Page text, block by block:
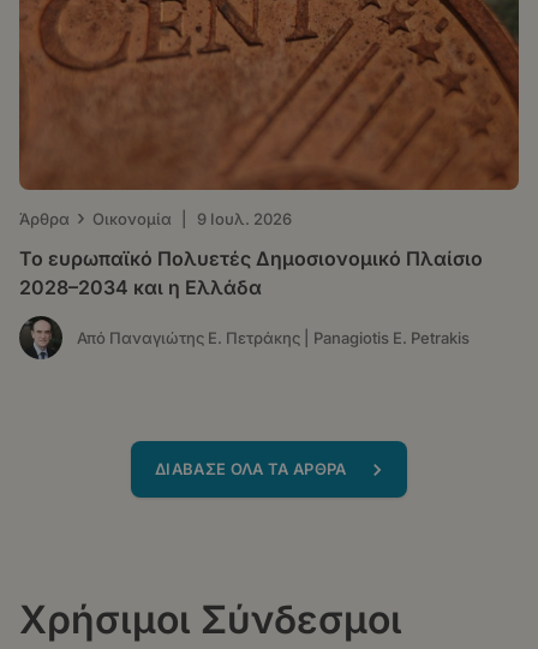
Άρθρα › Οικονομία 9 Ιουλ. 2026
Το ευρωπαϊκό Πολυετές Δημοσιονομικό Πλαίσιο
2028–2034 και η Ελλάδα
Από Παναγιώτης Ε. Πετράκης | Panagiotis E. Petrakis
ΔΙΑΒΑΣΕ ΟΛΑ ΤΑ ΑΡΘΡΑ
Χρήσιμοι Σύνδεσμοι